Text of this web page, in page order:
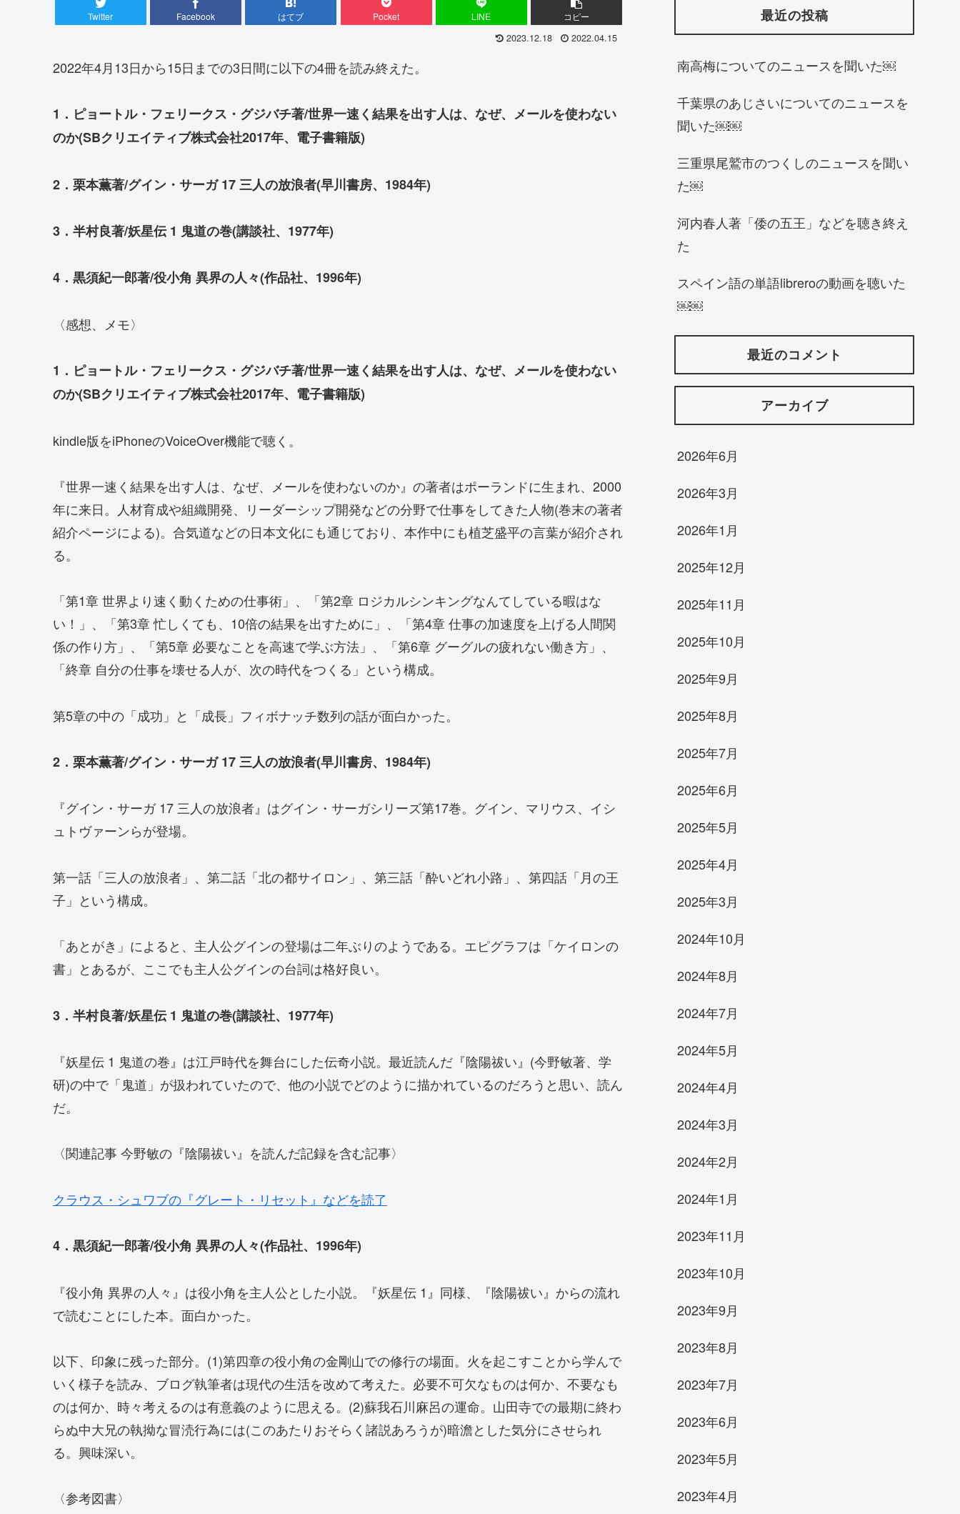
Twitter Facebook はてブ Pocket LINE コピー
2023.12.18 2022.04.15
2022年4月13日から15日までの3日間に以下の4冊を読み終えた。
1．ピョートル・フェリークス・グジバチ著/世界一速く結果を出す人は、なぜ、メールを使わない
のか(SBクリエイティブ株式会社2017年、電子書籍版)
2．栗本薫著/グイン・サーガ 17 三人の放浪者(早川書房、1984年)
3．半村良著/妖星伝 1 鬼道の巻(講談社、1977年)
4．黒須紀一郎著/役小角 異界の人々(作品社、1996年)
〈感想、メモ〉
1．ピョートル・フェリークス・グジバチ著/世界一速く結果を出す人は、なぜ、メールを使わない
のか(SBクリエイティブ株式会社2017年、電子書籍版)
kindle版をiPhoneのVoiceOver機能で聴く。
『世界一速く結果を出す人は、なぜ、メールを使わないのか』の著者はポーランドに生まれ、2000
年に来日。人材育成や組織開発、リーダーシップ開発などの分野で仕事をしてきた人物(巻末の著者
紹介ページによる)。合気道などの日本文化にも通じており、本作中にも植芝盛平の言葉が紹介され
る。
「第1章 世界より速く動くための仕事術」、「第2章 ロジカルシンキングなんてしている暇はな
い！」、「第3章 忙しくても、10倍の結果を出すために」、「第4章 仕事の加速度を上げる人間関
係の作り方」、「第5章 必要なことを高速で学ぶ方法」、「第6章 グーグルの疲れない働き方」、
「終章 自分の仕事を壊せる人が、次の時代をつくる」という構成。
第5章の中の「成功」と「成長」フィボナッチ数列の話が面白かった。
2．栗本薫著/グイン・サーガ 17 三人の放浪者(早川書房、1984年)
『グイン・サーガ 17 三人の放浪者』はグイン・サーガシリーズ第17巻。グイン、マリウス、イシ
ュトヴァーンらが登場。
第一話「三人の放浪者」、第二話「北の都サイロン」、第三話「酔いどれ小路」、第四話「月の王
子」という構成。
「あとがき」によると、主人公グインの登場は二年ぶりのようである。エピグラフは「ケイロンの
書」とあるが、ここでも主人公グインの台詞は格好良い。
3．半村良著/妖星伝 1 鬼道の巻(講談社、1977年)
『妖星伝 1 鬼道の巻』は江戸時代を舞台にした伝奇小説。最近読んだ『陰陽祓い』(今野敏著、学
研)の中で「鬼道」が扱われていたので、他の小説でどのように描かれているのだろうと思い、読ん
だ。
〈関連記事 今野敏の『陰陽祓い』を読んだ記録を含む記事〉
クラウス・シュワブの『グレート・リセット』などを読了
4．黒須紀一郎著/役小角 異界の人々(作品社、1996年)
『役小角 異界の人々』は役小角を主人公とした小説。『妖星伝 1』同様、『陰陽祓い』からの流れ
で読むことにした本。面白かった。
以下、印象に残った部分。(1)第四章の役小角の金剛山での修行の場面。火を起こすことから学んで
いく様子を読み、ブログ執筆者は現代の生活を改めて考えた。必要不可欠なものは何か、不要なも
のは何か、時々考えるのは有意義のように思える。(2)蘇我石川麻呂の運命。山田寺での最期に終わ
らぬ中大兄の執拗な冒涜行為には(このあたりおそらく諸説あろうが)暗澹とした気分にさせられ
る。興味深い。
〈参考図書〉
最近の投稿
南高梅についてのニュースを聞いた￼
千葉県のあじさいについてのニュースを
聞いた￼￼
三重県尾鷲市のつくしのニュースを聞い
た￼
河内春人著「倭の五王」などを聴き終え
た
スペイン語の単語libreroの動画を聴いた
￼￼
最近のコメント
アーカイブ
2026年6月
2026年3月
2026年1月
2025年12月
2025年11月
2025年10月
2025年9月
2025年8月
2025年7月
2025年6月
2025年5月
2025年4月
2025年3月
2024年10月
2024年8月
2024年7月
2024年5月
2024年4月
2024年3月
2024年2月
2024年1月
2023年11月
2023年10月
2023年9月
2023年8月
2023年7月
2023年6月
2023年5月
2023年4月